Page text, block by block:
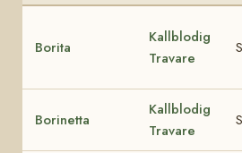
Borita
Kallblodig
Travare
Borinetta
Kallblodig
Travare